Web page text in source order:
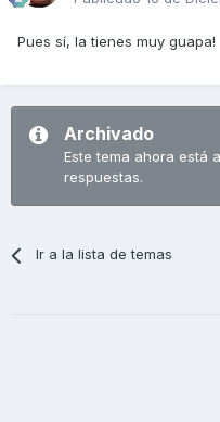
Pues sí, la tienes muy guapa!
Archivado
Este tema ahora está
respuestas.
Ir a la lista de temas